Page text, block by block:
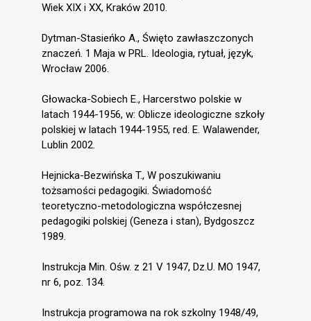
Wiek XIX i XX, Kraków 2010.
Dytman-Stasieńko A., Święto zawłaszczonych
znaczeń. 1 Maja w PRL. Ideologia, rytuał, język,
Wrocław 2006.
Głowacka-Sobiech E., Harcerstwo polskie w
latach 1944-1956, w: Oblicze ideologiczne szkoły
polskiej w latach 1944-1955, red. E. Walawender,
Lublin 2002.
Hejnicka-Bezwińska T., W poszukiwaniu
tożsamości pedagogiki. Świadomość
teoretyczno-metodologiczna współczesnej
pedagogiki polskiej (Geneza i stan), Bydgoszcz
1989.
Instrukcja Min. Ośw. z 21 V 1947, Dz.U. MO 1947,
nr 6, poz. 134.
Instrukcja programowa na rok szkolny 1948/49,